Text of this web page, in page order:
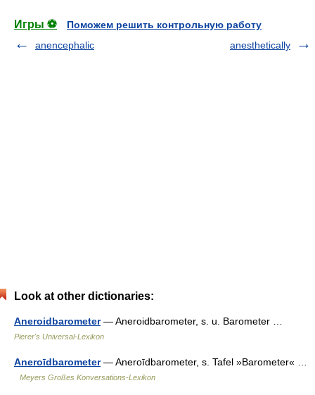
Игры ⚽
Поможем решить контрольную работу
anencephalic
anesthetically
Look at other dictionaries:
Aneroidbarometer— Aneroidbarometer, s. u. Barometer …
Pierer's Universal-Lexikon
Aneroīdbarometer— Aneroīdbarometer, s. Tafel »Barometer« …
Meyers Großes Konversations-Lexikon